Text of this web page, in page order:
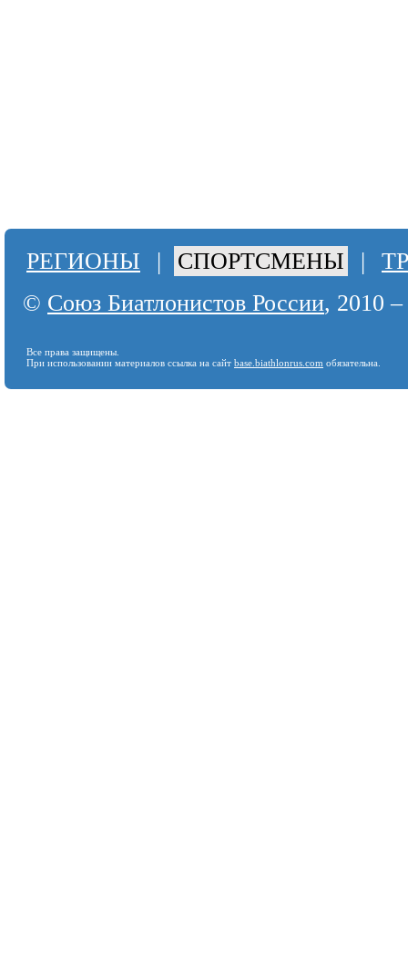
РЕГИОНЫ | СПОРТСМЕНЫ |
© Союз Биатлонистов России, 2010
Все права защищены.
При использовании материалов ссылка на сайт base.biathlonrus.com обязательна.